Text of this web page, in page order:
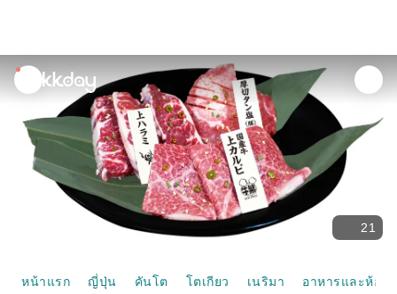
unread
notifications
21
หน้าแรก ญี่ปุ่น คันโต โตเกียว เนริมา อาหารและห้อง